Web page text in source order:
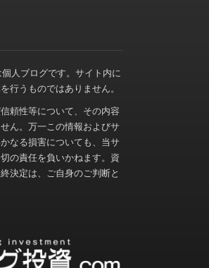
人ブログです。サイト内に
行うものではありません。
頼性等について、その内容
ん。万一この情報およびサ
なる損害についても、当サ
の責任を負いかねます。資
決定は、ご自身のご判断と